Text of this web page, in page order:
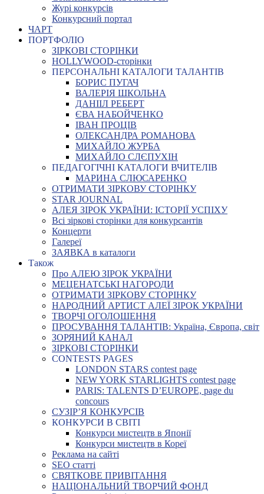
Журі конкурсів
Конкурсний портал
ЧАРТ
ПОРТФОЛІО
ЗІРКОВІ СТОРІНКИ
HOLLYWOOD-сторінки
ПЕРСОНАЛЬНІ КАТАЛОГИ ТАЛАНТІВ
БОРИС ПУГАЧ
ВАЛЕРІЯ ШКОЛЬНА
ДАНІІЛ РЕБЕРТ
ЄВА НАБОЙЧЕНКО
ІВАН ПРОЦІВ
ОЛЕКСАНДРА РОМАНОВА
МИХАЙЛО ЖУРБА
МИХАЙЛО СЛЄПУХІН
ПЕДАГОГІЧНІ КАТАЛОГИ ВЧИТЕЛІВ
МАРИНА СЛЮСАРЕНКО
ОТРИМАТИ ЗІРКОВУ СТОРІНКУ
STAR JOURNAL
АЛЕЯ ЗІРОК УКРАЇНИ: ІСТОРІЇ УСПІХУ
Всі зіркові сторінки для конкурсантів
Концерти
Галереї
ЗАЯВКА в каталоги
Також
Про АЛЕЮ ЗІРОК УКРАЇНИ
МЕЦЕНАТСЬКІ НАГОРОДИ
ОТРИМАТИ ЗІРКОВУ СТОРІНКУ
НАРОДНИЙ АРТИСТ АЛЕЇ ЗІРОК УКРАЇНИ
ТВОРЧІ ОГОЛОШЕННЯ
ПРОСУВАННЯ ТАЛАНТІВ: Україна, Європа, світ
ЗОРЯНИЙ КАНАЛ
ЗІРКОВІ СТОРІНКИ
CONTESTS PAGES
LONDON STARS contest page
NEW YORK STARLIGHTS contest page
PARIS: TALENTS D’EUROPE, page du
concours
СУЗІР’Я КОНКУРСІВ
КОНКУРСИ В СВІТІ
Конкурси мистецтв в Японії
Конкурси мистецтв в Кореї
Реклама на сайті
SEO статті
СВЯТКОВЕ ПРИВІТАННЯ
НАЦІОНАЛЬНИЙ ТВОРЧИЙ ФОНД